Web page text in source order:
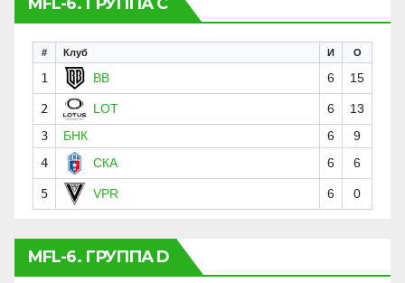
# Клуб И О
1 BB 6 15
2 LOT 6
13
3
БНК 6
9
4
СКА 6 6
5 VPR 6 0
MFL-6. ГРУППА D